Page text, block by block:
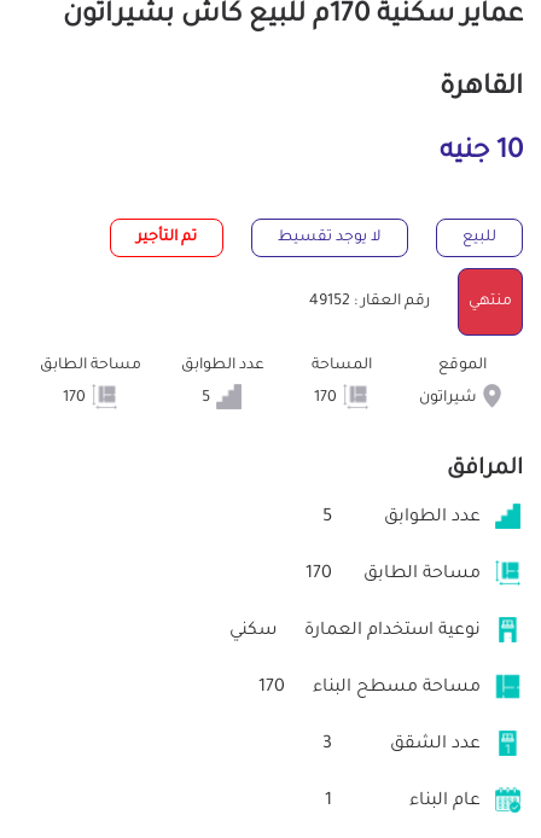
عماير سكنية 170م للبيع كاش بشيراتون
القاهرة
10 جنيه
للبيع لا يوجد تقسيط تم التأجير
منتهي رقم العقار : 49152
الموقع
شيراتون
المساحة
عدد الطوابق
5
مساحة الطابق
المرافق
عدد الطوابق 5
مساحة الطابق 170
نوعية استخدام العمارة سكني
مساحة مسطح البناء 170
عدد الشقق 3
عام البناء 1